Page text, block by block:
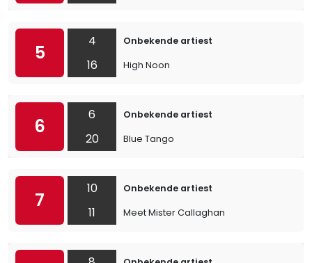
5
4
16
Onbekende artiest
High Noon
6
6
20
Onbekende artiest
Blue Tango
7
10
11
Onbekende artiest
Meet Mister Callaghan